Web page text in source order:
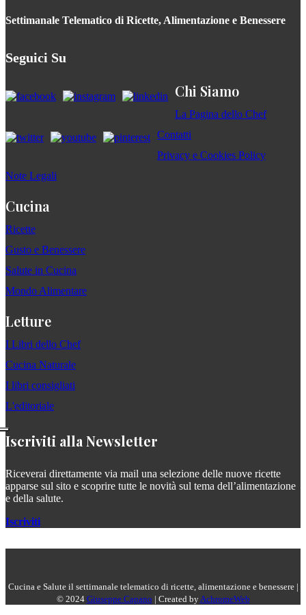
Settimanale Telematico di Ricette, Alimentazione e Benessere
Seguici Su
Chi Siamo
La Pagina dello Chef
Contatti
Privacy e Cookies Policy
Note Legali
Cucina
Ricette
Gusto e Benessere
Salute in Cucina
Mondo Alimentare
Letture
I Libri dello Chef
Cucina Naturale
I libri consigliati
L'editoriale
Iscriviti alla Newsletter
Riceverai direttamente via mail una selezione delle nuove ricette
apparse sul sito e scoprire tutte le novità sul tema dell’alimentazione
e della salute.
Iscriviti
Cucina e Salute il settimanale telematico di ricette, alimentazione e benessere |
© 2024 Giuseppe Capano | Created byAchromeWeb